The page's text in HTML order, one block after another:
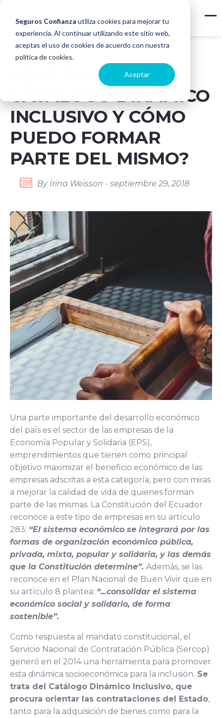
Seguros Confianza utiliza cookies para mejorar tu
experiencia. Al continuar utilizando este sitio web,
aceptas el uso de cookies de acuerdo con nuestra
política de cookies.
Aceptar
¿QUÉ ES EL
CATÁLOGO DINÁMICO
INCLUSIVO Y CÓMO
PUEDO FORMAR
PARTE DEL MISMO?
By Irina Weisson - septiembre 29, 2018
Una parte importante del desarrollo económico
del país es el sector de las empresas de la
Economía Popular y Solidaria (EPS),
emprendimientos que tienen como principal
objetivo maximizar el beneficio económico de las
empresas adscritas a esta categoría, pero con miras
a mejorar la calidad de vida de quienes forman
parte de las mismas. La Constitución del Ecuador
reconoce a este tipo de empresas en su artículo
283: “El sistema económico se integrará por las
formas de organización económica pública,
privada, mixta, popular y solidaria, y las demás
que la Constitución determine”. Además, se las
reconoce en el Plan Nacional de Buen Vivir que en
su artículo 8 plantea: “...consolidar el sistema
económico social y solidario, de forma
sostenible”.
Como respuesta al mandato constitucional, el
Servicio Nacional de Contratación Pública (Sercop)
generó en el 2014 una herramienta para promover
esta dinámica socioeconómica para la inclusión. Se
trata del Catálogo Dinámico Inclusivo, que
procura orientar las contrataciones del Estado,
tanto para la adquisición de bienes como para la